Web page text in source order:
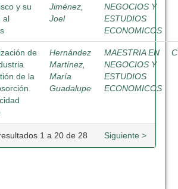
y su
al
Jiménez,
Joel
NEGOCIOS Y
ESTUDIOS
ECONOMICOS
de
de la
Hernández
Martínez,
María
Guadalupe
MAESTRIA EN
NEGOCIOS Y
ESTUDIOS
ECONOMICOS
1 a 20 de 28 Siguiente >